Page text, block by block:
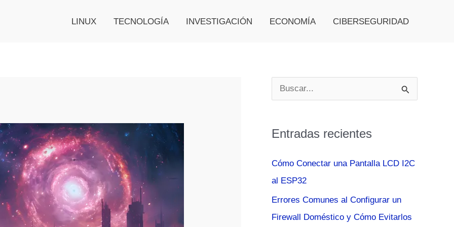
LINUX TECNOLOGÍA INVESTIGACIÓN ECONOMÍA CIBERSEGURIDAD
u
c
o
r
Entradas recientes
Cómo Conectar una Pantalla LCD I2C
al ESP32
Errores Comunes al Configurar un
Firewall Doméstico y Cómo Evitarlos